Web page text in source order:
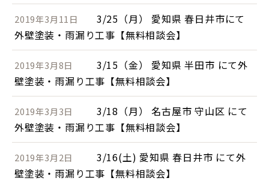
2019年3月11日
3/25（月） 愛知県 春日井市にて
外壁塗装・雨漏り工事【無料相談会】
2019年3月8日
3/15（金） 愛知県 半田市 にて外
壁塗装・雨漏り工事【無料相談会】
2019年3月3日
3/18（月） 名古屋市 守山区 にて
外壁塗装・雨漏り工事【無料相談会】
2019年3月2日
3/16(土) 愛知県 春日井市 にて外
壁塗装・雨漏り工事【無料相談会】